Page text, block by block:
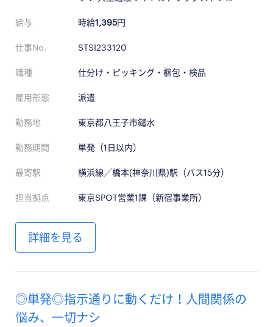
給与 時給1,395円
仕事No. STSI233120
職種 仕分け・ピッキング・梱包・検品
雇用形態 派遣
勤務地 東京都八王子市鑓水
勤務期間 単発（1日以内）
最寄駅 横浜線／橋本(神奈川県)駅（バス15分）
担当拠点 東京SPOT営業1課（新宿事業所）
詳細を見る
◎単発◎指示通りに動くだけ！人間関係の
悩み、一切ナシ